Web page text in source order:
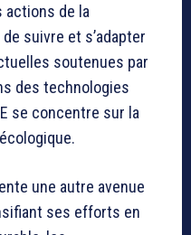
actions de la
suivre et s’adapter
soutenues par
des technologies
se concentre sur la
une autre avenue
ses efforts en